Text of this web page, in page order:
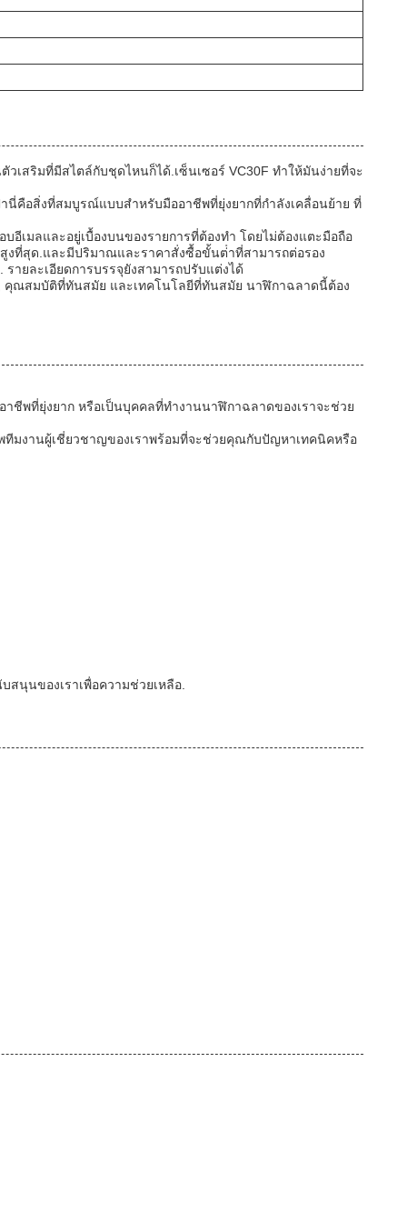
เสริมที่มีสไตล์กับชุดไหนก็ได้.เซ็นเซอร์ VC30F ทําให้มันง่ายที่จะ
นี่คือสิ่งที่สมบูรณ์แบบสําหรับมืออาชีพที่ยุ่งยากที่กําลังเคลื่อนย้าย ที่
เมลและอยู่เบื้องบนของรายการที่ต้องทํา โดยไม่ต้องแตะมือถือ
งที่สุด.และมีปริมาณและราคาสั่งซื้อขั้นต่ําที่สามารถต่อรอง
ายละเอียดการบรรจุยังสามารถปรับแต่งได้
, คุณสมบัติที่ทันสมัย และเทคโนโลยีที่ทันสมัย นาฬิกาฉลาดนี้ต้อง
พที่ยุ่งยาก หรือเป็นบุคคลที่ทํางานนาฬิกาฉลาดของเราจะช่วย
ทีมงานผู้เชี่ยวชาญของเราพร้อมที่จะช่วยคุณกับปัญหาเทคนิคหรือ
นุนของเราเพื่อความช่วยเหลือ.